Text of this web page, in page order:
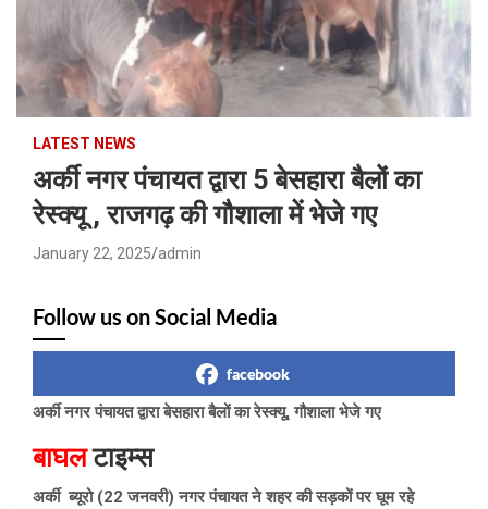
LATEST NEWS
अर्की नगर पंचायत द्वारा 5 बेसहारा बैलों का
रेस्क्यू , राजगढ़ की गौशाला में भेजे गए
January 22, 2025 admin
Follow us on Social Media
facebook
अर्की नगर पंचायत द्वारा बेसहारा बैलों का रेस्क्यू, गौशाला भेजे गए
बाघलटाइम्स
अर्की ब्यूरो (22 जनवरी) नगर पंचायत ने शहर की सड़कों पर घूम रहे